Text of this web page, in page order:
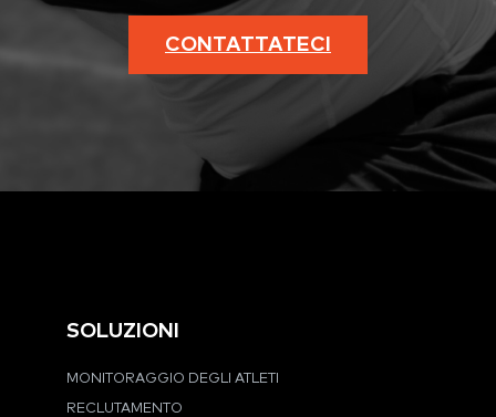
CONTATTATECI
SOLUZIONI
MONITORAGGIO DEGLI ATLETI
RECLUTAMENTO